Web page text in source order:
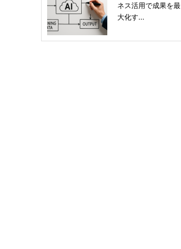
ネス活用で成果を最
大化す...